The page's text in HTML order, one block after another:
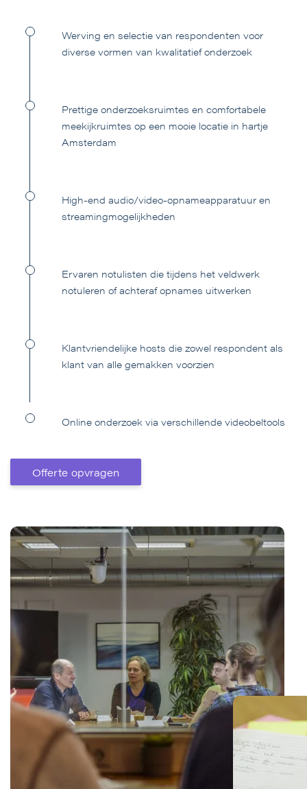
Werving en selectie van respondenten voor
diverse vormen van kwalitatief onderzoek
Prettige onderzoeksruimtes en comfortabele
meekijkruimtes op een mooie locatie in hartje
Amsterdam
High-end audio/video-opnameapparatuur en
streamingmogelijkheden
Ervaren notulisten die tijdens het veldwerk
notuleren of achteraf opnames uitwerken
Klantvriendelijke hosts die zowel respondent als
klant van alle gemakken voorzien
Online onderzoek via verschillende videobeltools
Offerte opvragen